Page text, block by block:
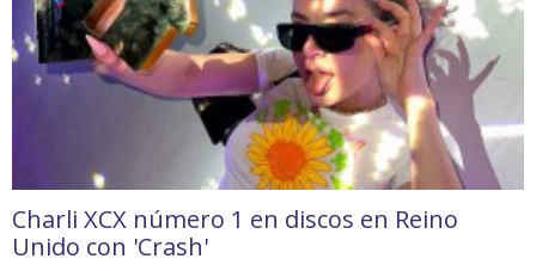
Charli XCX número 1 en discos en Reino
Unido con 'Crash'